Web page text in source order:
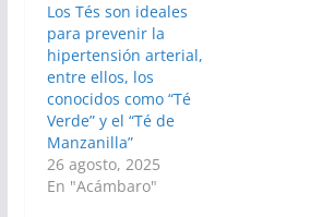
Los Tés son ideales
para prevenir la
hipertensión arterial,
entre ellos, los
conocidos como “Té
Verde” y el “Té de
Manzanilla”
26 agosto, 2025
En "Acámbaro"